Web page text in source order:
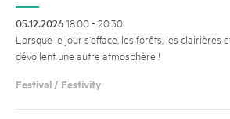
05.12.202618:00 - 20:30
Lorsque le jour s’efface, les forêts, les clairières
dévoilent une autre atmosphère !
Festival / Festivity